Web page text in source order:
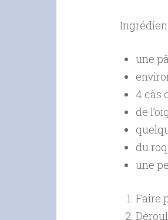
une
4 càs
de
du
une
Faire